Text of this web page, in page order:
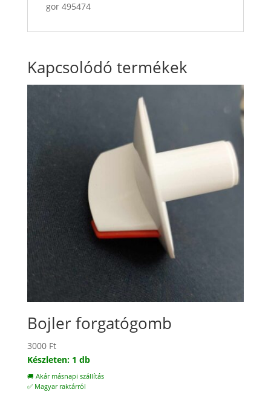
gor 495474
Kapcsolódó termékek
Bojler forgatógomb
3000 Ft
Készleten: 1 db
🚚 Akár másnapi szállítás
✅ Magyar raktárról